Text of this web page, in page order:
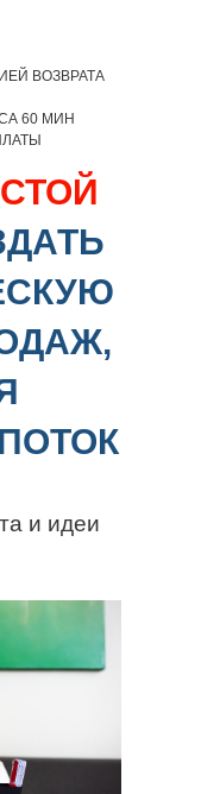
ВОЗВРАТА
60 МИН
и идеи